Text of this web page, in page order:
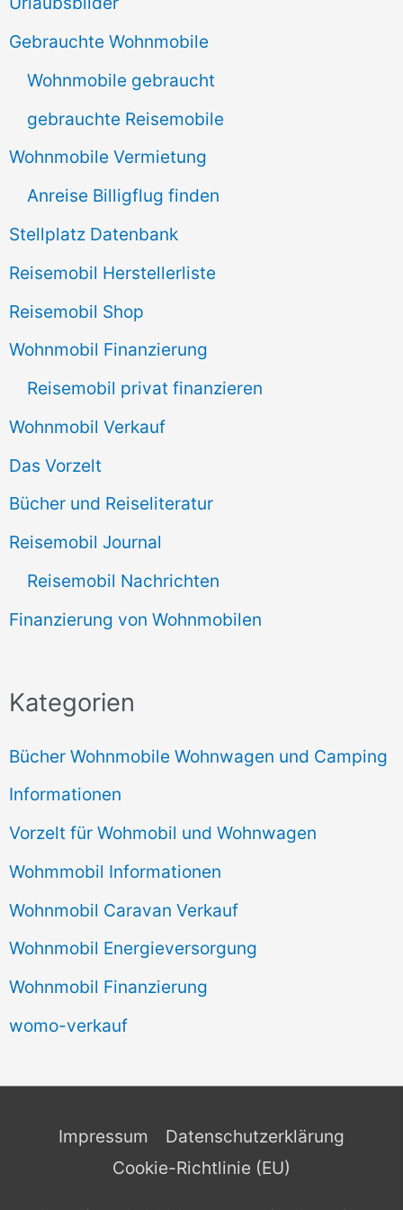
n
Gebrauchte Wohnmobile
Wohnmobile gebraucht
gebrauchte Reisemobile
Wohnmobile Vermietung
Anreise Billigflug finden
Stellplatz Datenbank
Reisemobil Herstellerliste
Reisemobil Shop
Wohnmobil Finanzierung
Reisemobil privat finanzieren
Wohnmobil Verkauf
Das Vorzelt
Bücher und Reiseliteratur
Reisemobil Journal
Reisemobil Nachrichten
Finanzierung von Wohnmobilen
Kategorien
Bücher Wohnmobile Wohnwagen und Camping
Informationen
Vorzelt für Wohmobil und Wohnwagen
Wohmmobil Informationen
Wohnmobil Caravan Verkauf
Wohnmobil Energieversorgung
Wohnmobil Finanzierung
womo-verkauf
Impressum
Datenschutzerklärung
Cookie-Richtlinie (EU)